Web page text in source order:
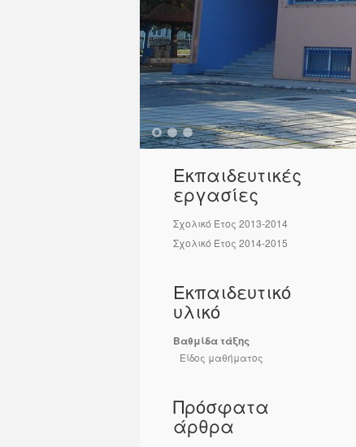
1 2 3
Εκπαιδευτικές
εργασίες
Σχολικό Έτος 2013-2014
Σχολικό Έτος 2014-2015
Εκπαιδευτικό
υλικό
Βαθμίδα τάξης
Είδος μαθήματος
Πρόσφατα
άρθρα